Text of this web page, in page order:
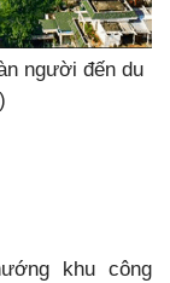
người đến du
khu công